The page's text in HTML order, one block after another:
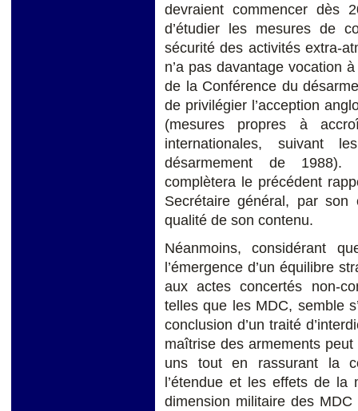
devraient commencer dès
d’étudier les mesures de
sécurité des activités extra-
n’a pas davantage vocation
de la Conférence du
de privilégier l’acception
(mesures propres à
internationales, suivant
désarmement de 1988).
complètera le précédent
Secrétaire général, par son
qualité de son contenu.
Néanmoins, considérant
l’émergence d’un équilibre
aux actes concertés non-
telles que les MDC, semble
conclusion d’un traité
maîtrise des armements
uns tout en rassurant la
l’étendue et les effets de la
dimension militaire des